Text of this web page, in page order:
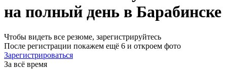
на полный день в Барабинске
Чтобы видеть все резюме, зарегистрируйтесь
После регистрации покажем ещё 6 и откроем фото
Зарегистрироваться
За всё время